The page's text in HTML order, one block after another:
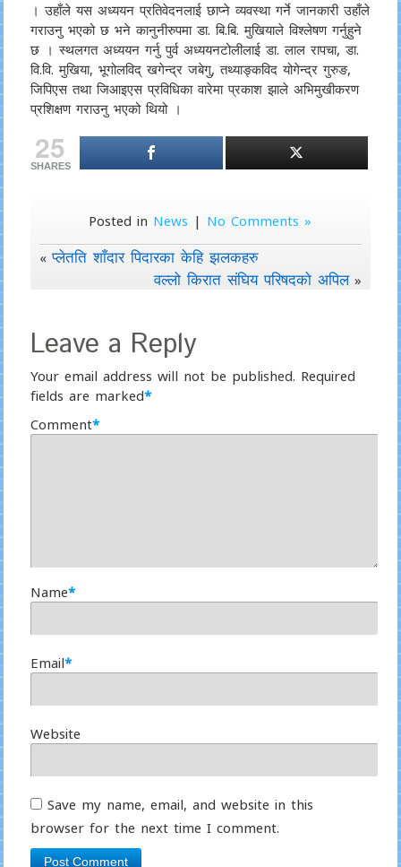
। उहाँले यस अध्ययन प्रतिवेदनलाई छाप्ने व्यवस्था गर्ने जानकारी उहाँले
गराउनु भएको छ भने कानुनीरुपमा डा. बि.बि. मुखियाले विश्लेषण गर्नुहुने
छ । स्थलगत अध्ययन गर्नु पुर्व अध्ययनटोलीलाई डा. लाल रापचा, डा.
वि.वि. मुखिया, भूगोलविद् खगेन्द्र जबेगु, तथ्याङ्कविद योगेन्द्र गुरुङ,
जिपिएस तथा जिआइएस प्रविधिका वारेमा प्रकाश झाले अभिमुखीकरण
प्रशिक्षण गराउनु भएको थियो ।
25
SHARES
Posted in News | No Comments »
«प्लेतति शाँदार पिदारका केहि झलकहरु
वल्लो किरात संघिय परिषदको अपिल»
Leave a Reply
Your email address will not be published. Required
fields are marked*
Comment*
Name*
Email*
Website
Save my name, email, and website in this
browser for the next time I comment.